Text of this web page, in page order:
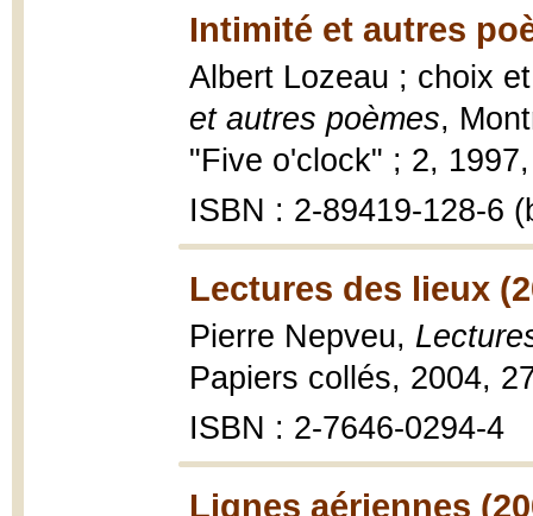
Intimité et autres
Albert Lozeau ; choix
et autres poèmes,
"Five o'clock" ; 2,
ISBN : 2-89419-128-6
Lectures des lieux
Pierre Nepveu,
Papiers collés, 2004,
ISBN : 2-7646-0294-4
Lignes aériennes